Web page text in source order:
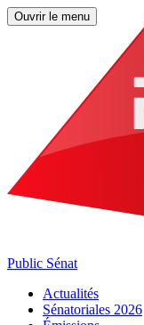
Ouvrir le menu
Public Sénat
Actualités
Sénatoriales 2026